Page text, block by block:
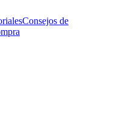
Consejos de